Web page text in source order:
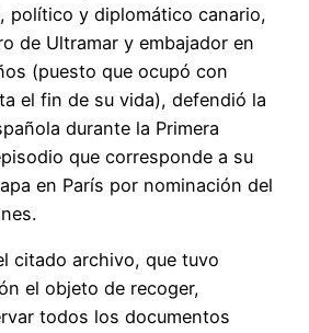
político y diplomático canario,
de Ultramar y embajador en
(puesto que ocupó con
el fin de su vida), defendió la
durante la Primera
que corresponde a su
en París por nominación del
citado archivo, que tuvo
el objeto de recoger,
todos los documentos